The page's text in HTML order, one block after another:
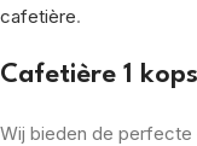
cafetière.
Cafetière 1
Wij bieden de perfecte